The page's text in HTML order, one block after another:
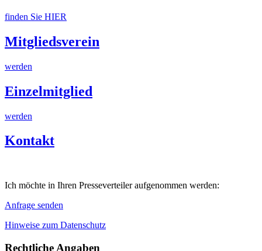
finden Sie HIER
Mitgliedsverein
werden
Einzelmitglied
werden
Kontakt
Ich möchte in Ihren Presseverteiler aufgenommen werden:
Anfrage senden
Hinweise zum Datenschutz
Rechtliche Angaben